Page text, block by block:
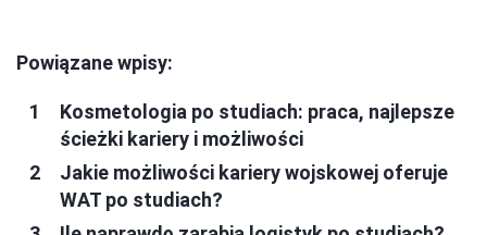
Powiązane wpisy:
Kosmetologia po studiach: praca, najlepsze
ścieżki kariery i możliwości
Jakie możliwości kariery wojskowej oferuje
WAT po studiach?